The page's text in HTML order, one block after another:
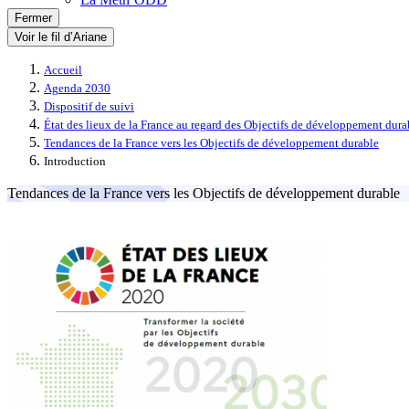
Fermer
Voir le fil d’Ariane
Accueil
Agenda 2030
Dispositif de suivi
État des lieux de la France au regard des Objectifs de développement
Tendances de la France vers les Objectifs de développement durable
Introduction
Tendances de la France vers les Objectifs de développement durable